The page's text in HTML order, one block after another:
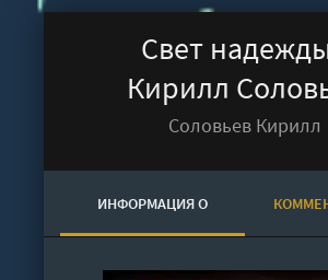
Свет
Кирилл
Соловьев Кирилл
ИНФОРМАЦИЯ О
АУДИОКНИГЕ